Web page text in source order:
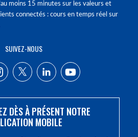
moins 15 minutes sur les valeurs et
connectés : cours en temps réel sur
SUIVEZ-NOUS
DÈS À PRÉSENT NOTRE
MOBILE